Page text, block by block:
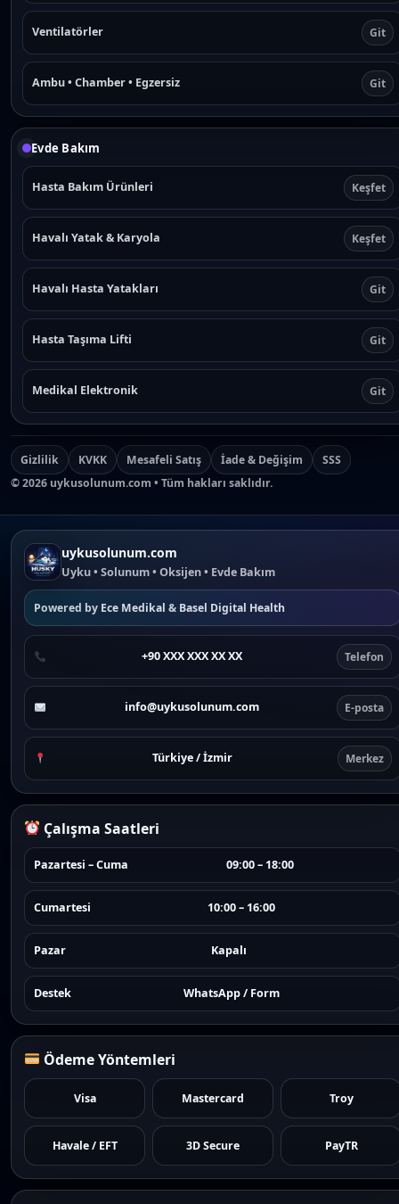
Ventilatörler Git
Ambu • Chamber • Egzersiz Git
Evde Bakım
Hasta Bakım Ürünleri Keşfet
Havalı Yatak & Karyola Keşfet
Havalı Hasta Yatakları Git
Hasta Taşıma Lifti Git
Medikal Elektronik Git
Gizlilik KVKK Mesafeli Satış İade & Değişim
SSS
©2026 uykusolunum.com • Tüm hakları saklıdır.
uykusolunum.com
Uyku • Solunum • Oksijen • Evde Bakım
Powered by Ece Medikal & Basel Digital Health
+90 XXX XXX XX XX Telefon
info@uykusolunum.com E-posta
Türkiye / İzmir Merkez
Çalışma Saatleri
Pazartesi – Cuma 09:00 – 18:00
Cumartesi 10:00 – 16:00
Pazar Kapalı
Destek WhatsApp / Form
Ödeme Yöntemleri
Visa Mastercard Troy
Havale / EFT 3D Secure PayTR